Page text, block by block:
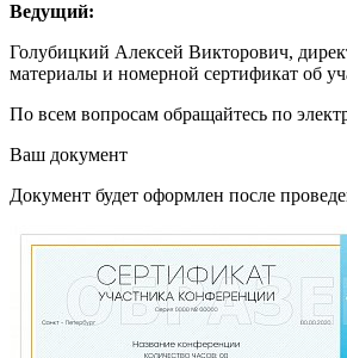
Ведущий:
Голубицкий Алексей Викторович,
материалы и номерной сертификат об
По всем вопросам обращайтесь по
Ваш документ
Документ будет оформлен после